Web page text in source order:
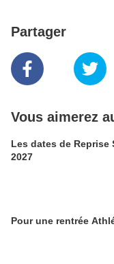
Partager
Vous aimerez
Les dates de Reprise
2027
Pour une rentrée